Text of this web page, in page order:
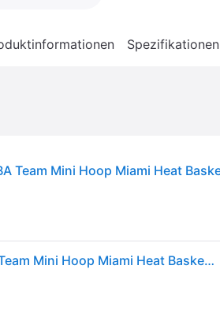
Spezifikationen
Wilson NBA Miami Heat NBA Team Mini Hoop Miami Heat Basketball Rot - 1SIZE